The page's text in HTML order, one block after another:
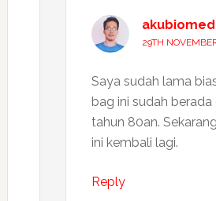
akubiomed
29TH
Saya sudah lama
bag ini sudah
tahun 80an.
ini kembali lagi.
Reply